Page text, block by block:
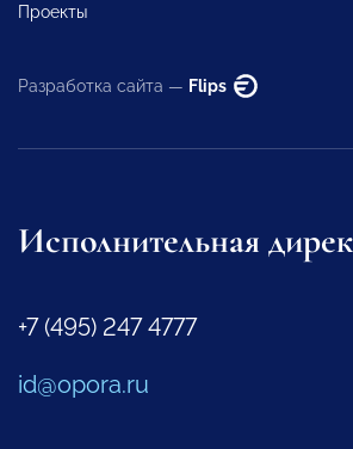
Проекты
Разработка сайта — Flips
Исполнительная
+7 (495) 247 4777
id@opora.ru